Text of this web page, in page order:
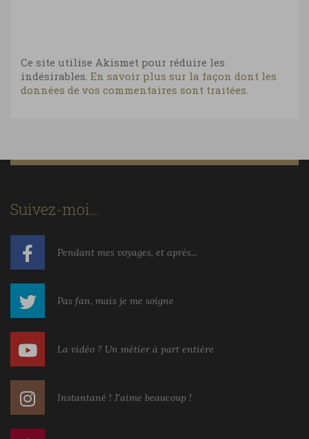
Ce site utilise Akismet pour réduire les
indésirables. En savoir plus sur la façon dont les
données de vos commentaires sont traitées.
Suivez-moi…
Pendant mes voyages, et après...
Pas fan, mais je me soigne
La vidéo ? Un métier à part entière
Instantané ! J'aime beaucoup !